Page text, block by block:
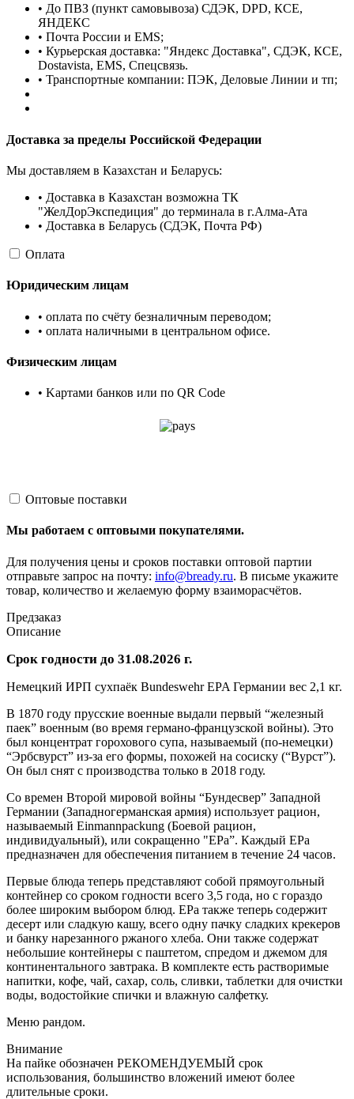
• До ПВЗ (пункт самовывоза) СДЭК, DPD, КСЕ,
ЯНДЕКС
• Почта России и EMS;
• Курьерская доставка: "Яндекс Доставка", СДЭК, КСЕ,
Dostavista, EMS, Спецсвязь.
• Транспортные компании: ПЭК, Деловые Линии и тп;
Доставка за пределы Российской Федерации
Мы доставляем в Казахстан и Беларусь:
• Доставка в Казахстан возможна ТК
"ЖелДорЭкспедиция" до терминала в г.Алма-Ата
• Доставка в Беларусь (СДЭК, Почта РФ)
Оплата
Юридическим лицам
• оплата по счёту безналичным переводом;
• оплата наличными в центральном офисе.
Физическим лицам
• Kартами банков или по QR Code
Оптовые поставки
Мы работаем с оптовыми покупателями.
Для получения цены и сроков поставки оптовой партии
отправьте запрос на почту: info@bready.ru. В письме укажите
товар, количество и желаемую форму взаиморасчётов.
Предзаказ
Описание
Срок годности до 31.08.2026 г.
Немецкий ИРП сухпаёк Bundeswehr EPA Германии вес 2,1 кг.
В 1870 году прусские военные выдали первый “железный
паек” военным (во время германо-французской войны). Это
был концентрат горохового супа, называемый (по-немецки)
“Эрбсвурст” из-за его формы, похожей на сосиску (“Вурст”).
Он был снят с производства только в 2018 году.
Со времен Второй мировой войны “Бундесвер” Западной
Германии (Западногерманская армия) использует рацион,
называемый Einmannpackung (Боевой рацион,
индивидуальный), или сокращенно "EPa”. Каждый EPa
предназначен для обеспечения питанием в течение 24 часов.
Первые блюда теперь представляют собой прямоугольный
контейнер со сроком годности всего 3,5 года, но с гораздо
более широким выбором блюд. EPa также теперь содержит
десерт или сладкую кашу, всего одну пачку сладких крекеров
и банку нарезанного ржаного хлеба. Они также содержат
небольшие контейнеры с паштетом, спредом и джемом для
континентального завтрака. В комплекте есть растворимые
напитки, кофе, чай, сахар, соль, сливки, таблетки для очистки
воды, водостойкие спички и влажную салфетку.
Меню рандом.
Внимание
На пайке обозначен РЕКОМЕНДУЕМЫЙ срок
использования, большинство вложений имеют более
длительные сроки.